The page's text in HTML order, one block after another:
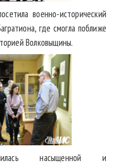
военно-исторический
где смогла поближе
Волковыщины.
насыщенной и